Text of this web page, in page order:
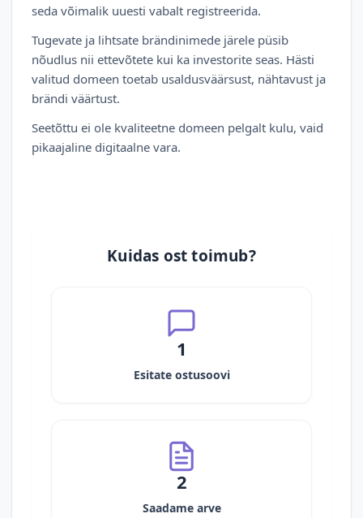
seda võimalik uuesti vabalt registreerida.
Tugevate ja lihtsate brändinimede järele püsib
nõudlus nii ettevõtete kui ka investorite seas. Hästi
valitud domeen toetab usaldusväärsust, nähtavust ja
brändi väärtust.
Seetõttu ei ole kvaliteetne domeen pelgalt kulu, vaid
pikaajaline digitaalne vara.
Kuidas ost toimub?
1
Esitate ostusoovi
2
Saadame arve